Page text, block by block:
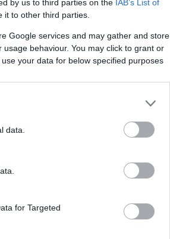
by us to third parties on the IAB’s List of
it to other third parties.
Google services and may gather and store
behaviour. You may click to grant or
your data for below specified purposes
data.
for Targeted